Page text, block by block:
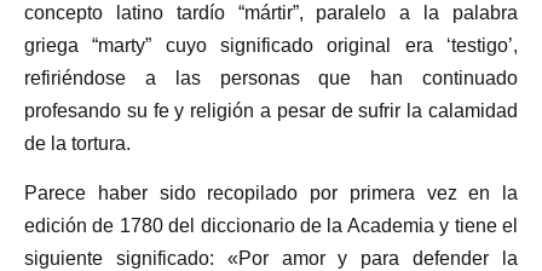
concepto latino tardío “mártir”, paralelo a la palabra
griega “marty” cuyo significado original era ‘testigo’,
refiriéndose a las personas que han continuado
profesando su fe y religión a pesar de sufrir la calamidad
de la tortura.
Parece haber sido recopilado por primera vez en la
edición de 1780 del diccionario de la Academia y tiene el
siguiente significado: «Por amor y para defender la